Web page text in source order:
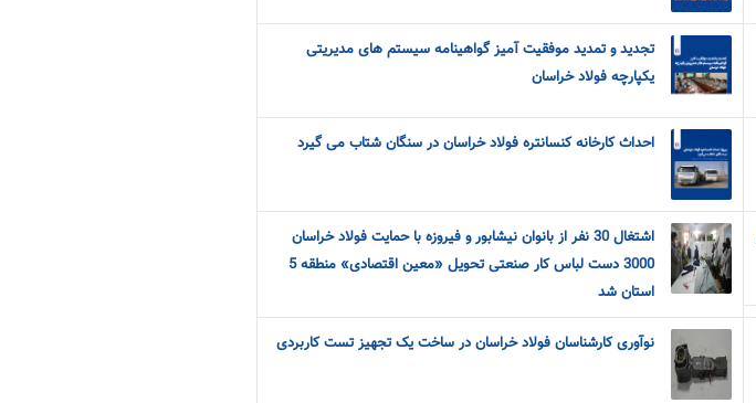
تجدید و تمدید موفقیت آمیز گواهینامه سیستم های مدیریتی
یکپارچه فولاد خراسان
احداث کارخانه کنسانتره فولاد خراسان در سنگان شتاب می گیرد
اشتغال 30 نفر از بانوان نیشابور و فیروزه با حمایت فولاد خراسان
3000 دست لباس کار صنعتی تحویل «معین اقتصادی» منطقه 5
استان شد
نوآوری کارشناسان فولاد خراسان در ساخت یک تجهیز تست کاربردی